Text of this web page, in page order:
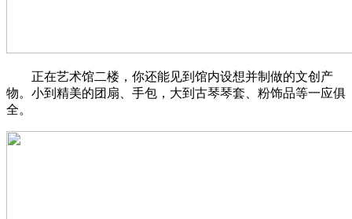
正在艺术馆二楼，你还能见到馆内设想并制做的文创产
物。小到精美的团扇、手包，大到古琴琴套、粉饰品等一应俱
全。